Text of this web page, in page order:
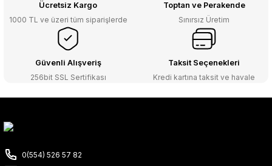
Ücretsiz Kargo
1000 TL ve üzeri tüm siparişlerde
Toptan ve Perakende
Sınırsız Üretim
Güvenli Alışveriş
256bit SSL Sertifikası
Taksit Seçenekleri
Kredi kartına taksit ve havale
0(554) 526 57 82